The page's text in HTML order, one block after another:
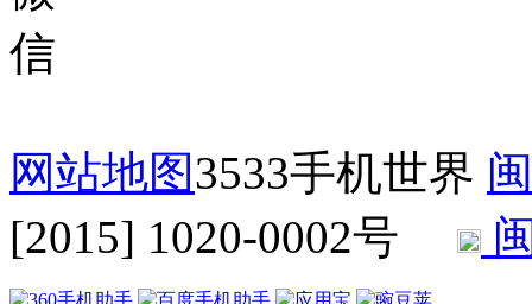
网站地图3533手机世界
[2015] 1020-0002号